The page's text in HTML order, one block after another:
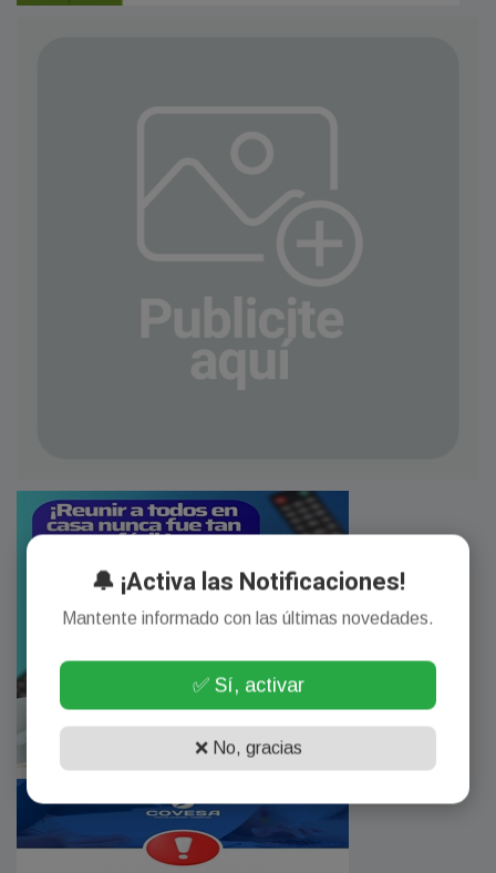
🔔 ¡Activa las Notificaciones!
Mantente informado con las últimas novedades.
✅ Sí, activar
❌ No, gracias